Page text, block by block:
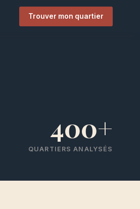
Trouver mon quartier
400+
QUARTIERS ANALYSÉS